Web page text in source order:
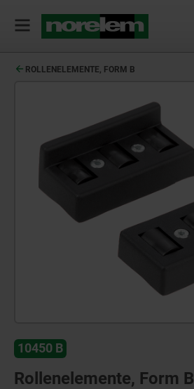
ROLLENELEMENTE, FORM B
10450 B
Rollenelemente, Form B